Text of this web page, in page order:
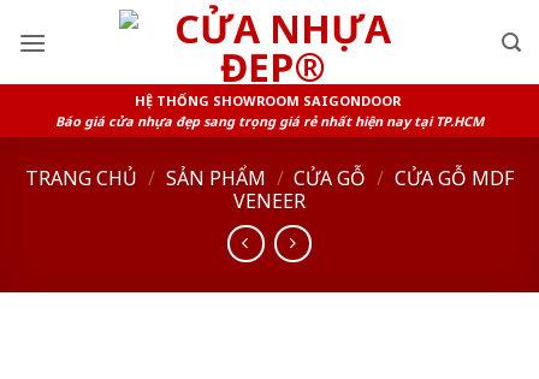
HỆ THỐNG SHOWROOM SAIGONDOOR
Báo giá cửa nhựa đẹp sang trọng giá rẻ nhất hiện nay tại TP.HCM
TRANG CHỦ / SẢN PHẨM / CỬA GỖ / CỬA GỖ MDF
VENEER